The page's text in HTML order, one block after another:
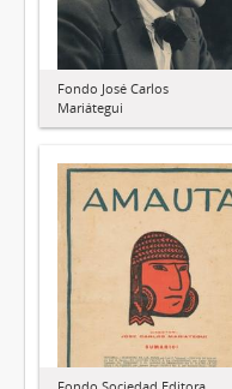
Fondo José Carlos
Mariátegui